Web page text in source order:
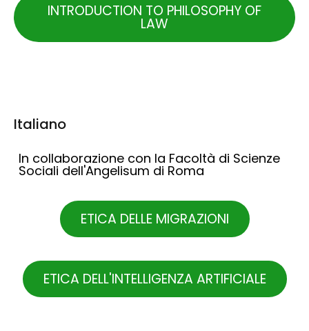
INTRODUCTION TO PHILOSOPHY OF
LAW
Italiano
In collaborazione con la Facoltà di Scienze
Sociali dell'Angelisum di Roma
ETICA DELLE MIGRAZIONI
ETICA DELL'INTELLIGENZA ARTIFICIALE